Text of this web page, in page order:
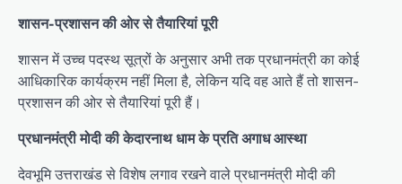
शासन-प्रशासन की ओर से तैयारियां पूरी
शासन में उच्च पदस्थ सूत्रों के अनुसार अभी तक प्रधानमंत्री का कोई
आधिकारिक कार्यक्रम नहीं मिला है, लेकिन यदि वह आते हैं तो शासन-
प्रशासन की ओर से तैयारियां पूरी हैं।
प्रधानमंत्री मोदी की केदारनाथ धाम के प्रति अगाध आस्था
देवभूमि उत्तराखंड से विशेष लगाव रखने वाले प्रधानमंत्री मोदी की